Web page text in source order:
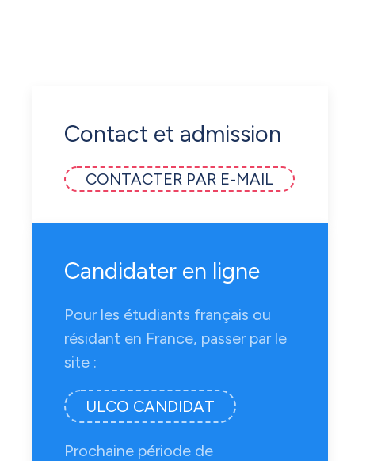
Contact et admission
CONTACTER PAR E-MAIL
Candidater en ligne
Pour les étudiants français ou
résidant en France, passer par le
site :
ULCO CANDIDAT
Prochaine période de